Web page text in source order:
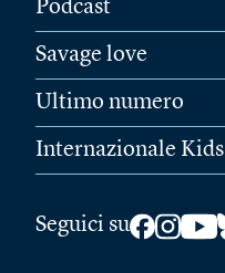
Podcast
Savage love
Ultimo numero
Internazionale Kids
Seguici su